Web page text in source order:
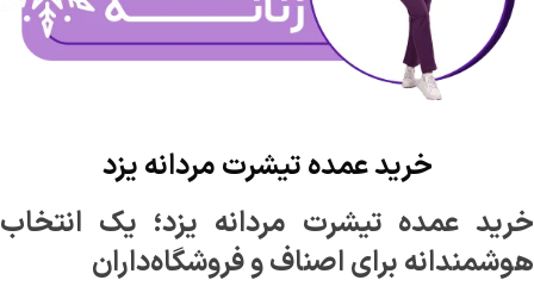
خرید عمده تیشرت مردانه یزد
خرید عمده تیشرت مردانه یزد؛ یک انتخاب
هوشمندانه برای اصناف و فروشگاه‌داران